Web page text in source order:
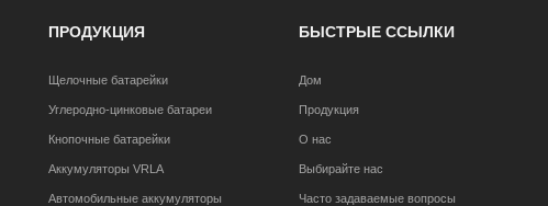
ПРОДУКЦИЯ
Щелочные батарейки
Углеродно-цинковые батареи
Кнопочные батарейки
Аккумуляторы VRLA
Автомобильные аккумуляторы
БЫСТРЫЕ ССЫЛКИ
Дом
Продукция
О нас
Выбирайте нас
Часто задаваемые вопросы